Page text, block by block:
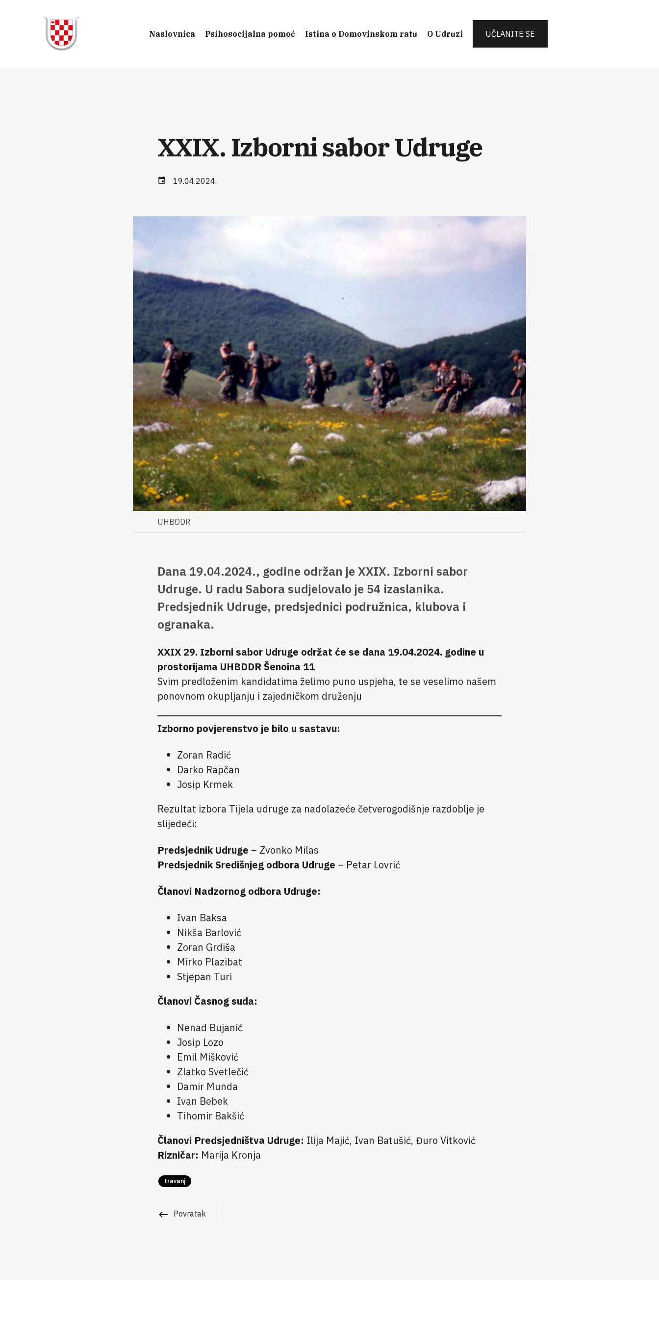
Naslovnica Psihosocijalna pomoć Istina o Domovinskom ratu O Udruzi UČLANITE SE
XXIX. Izborni sabor Udruge
event 19.04.2024.
UHBDDR
Dana 19.04.2024., godine održan je XXIX. Izborni sabor
Udruge. U radu Sabora sudjelovalo je 54 izaslanika.
Predsjednik Udruge, predsjednici podružnica, klubova i
ogranaka.
XXIX 29. Izborni sabor Udruge održat će se dana 19.04.2024. godine u
prostorijama UHBDDR Šenoina 11
Svim predloženim kandidatima želimo puno uspjeha, te se veselimo našem
ponovnom okupljanju i zajedničkom druženju
Izborno povjerenstvo je bilo u sastavu:
Zoran Radić
Darko Rapčan
Josip Krmek
Rezultat izbora Tijela udruge za nadolazeće četverogodišnje razdoblje je
slijedeći:
Predsjednik Udruge – Zvonko Milas
Predsjednik Središnjeg odbora Udruge – Petar Lovrić
Članovi Nadzornog odbora Udruge:
Ivan Baksa
Nikša Barlović
Zoran Grdiša
Mirko Plazibat
Stjepan Turi
Članovi Časnog suda:
Nenad Bujanić
Josip Lozo
Emil Mišković
Zlatko Svetlečić
Damir Munda
Ivan Bebek
Tihomir Bakšić
Članovi Predsjedništva Udruge: Ilija Majić, Ivan Batušić, Đuro Vitković
Rizničar: Marija Kronja
travanj
keyboard_backspace Povratak